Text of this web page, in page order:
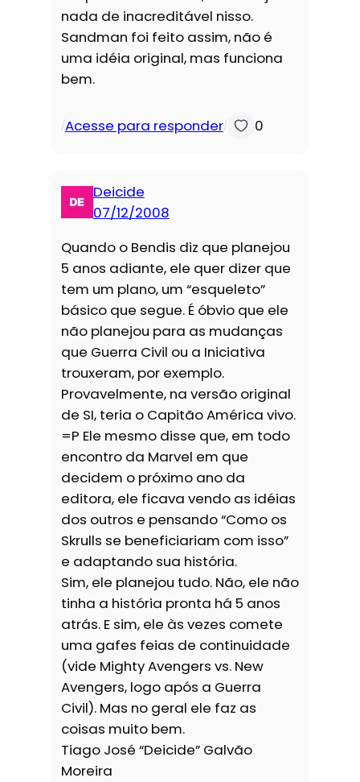
nada de inacreditável nisso.
Sandman foi feito assim, não é
uma idéia original, mas funciona
bem.
/Acesse para responder/ 0
Deicide
07/12/2008
Quando o Bendis diz que planejou
5 anos adiante, ele quer dizer que
tem um plano, um “esqueleto”
básico que segue. É óbvio que ele
não planejou para as mudanças
que Guerra Civil ou a Iniciativa
trouxeram, por exemplo.
Provavelmente, na versão original
de SI, teria o Capitão América vivo.
=P Ele mesmo disse que, em todo
encontro da Marvel em que
decidem o próximo ano da
editora, ele ficava vendo as idéias
dos outros e pensando “Como os
Skrulls se beneficiariam com isso”
e adaptando sua história.
Sim, ele planejou tudo. Não, ele não
tinha a história pronta há 5 anos
atrás. E sim, ele às vezes comete
uma gafes feias de continuidade
(vide Mighty Avengers vs. New
Avengers, logo após a Guerra
Civil). Mas no geral ele faz as
coisas muito bem.
Tiago José “Deicide” Galvão
Moreira